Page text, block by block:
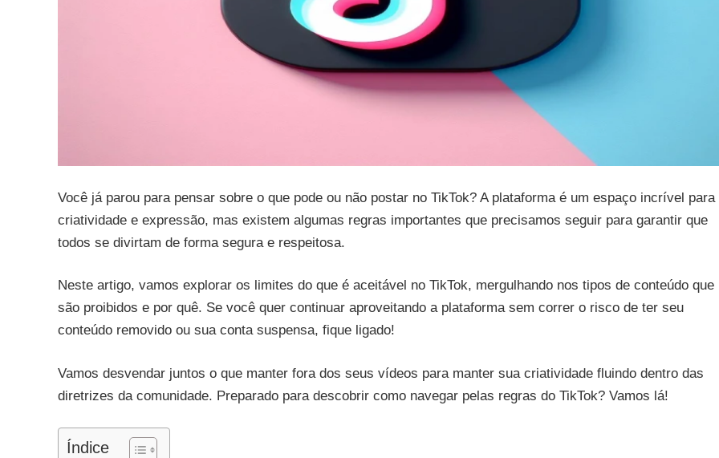
Você já parou para pensar sobre o que pode ou não postar no TikTok? A plataforma é um espaço incrível para
criatividade e expressão, mas existem algumas regras importantes que precisamos seguir para garantir que
todos se divirtam de forma segura e respeitosa.
Neste artigo, vamos explorar os limites do que é aceitável no TikTok, mergulhando nos tipos de conteúdo que
são proibidos e por quê. Se você quer continuar aproveitando a plataforma sem correr o risco de ter seu
conteúdo removido ou sua conta suspensa, fique ligado!
Vamos desvendar juntos o que manter fora dos seus vídeos para manter sua criatividade fluindo dentro das
diretrizes da comunidade. Preparado para descobrir como navegar pelas regras do TikTok? Vamos lá!
Índice